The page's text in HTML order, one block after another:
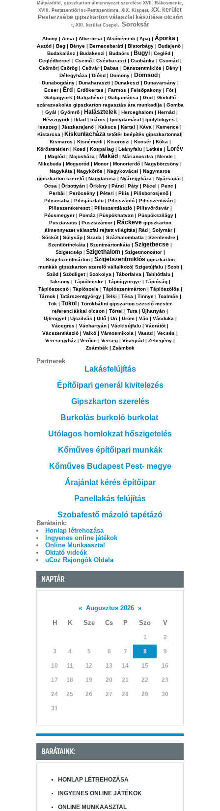
Mátyásföld, gipszkarton álmennyezet szerelése XVII. Rákosmente,
XVIII. Pestszentlőrinc-Pestszentimre, XIX. Kispest, XX. kerület
Pesterzsébe gipszkarton válaszfal készítése olcsón
t, XXI. kerület Csepel . Soroksár
Abony | Acsa | Albertirsa | Alsónémedi | Apaj | Áporka |
Aszód | Bag | Bénye | Bernecebaráti | Biatorbágy | Budajenő |
Budakalász | Budakeszi | Budaörs | Bugyi| Cegléd |
Ceglédbercel | Csemő | Csévharaszt | Csobánka | Csomád |
Csömör| Csörög | Csővár | Dabas | Dánszentmiklós | Dány |
Délegyháza | Diósd | Domony | Dömsöd |
Dunabogdány| Dunaharaszti | Dunakeszi | Dunavarsány |
Ecser | Érd | Erdőkertes | Farmos | Felsőpakony | Fót |
Galgagyörk | Galgahéviz | Galgamácsa | Göd | Gödöllő
szárazvakolás gipszkarton ragasztás ára munkadíja | Gomba
| Gyál | Gyömrő | Halásztelek | Herceghalom | Hernád |
Hévizgyörk | Iklad | Inárcs | Ipolydamásd | Ipolytölgyes |
Isaszeg | Jászkarajenő | Kakucs | Kartal | Káva | Kemence |
Kistarcsa | Kiskunlacháza tetőtér beépítés gipszkartonnal|
Kismaros | Kisnémedi | Kisoroszi | Kocsér | Kóka |
Köröstetétlen | Kosd | Kospallag | Leányfalu | Letkés | Lorév
| Maglód | Majosháza | Makád | Márianosztra | Mende |
Mikebuda | Mogyoród | Monor | Monorierdő | Nagybörzsöny |
Nagykáta | Nagykőrös | Nagykovácsi | Nagymaros
gipszkarton szerelő | Nagytarcsa | Nyáregyháza | Nyársapát |
Ocsa | Örbottyán | Örkény | Pánd| Páty | Pécel | Penc |
Perbál | Peröcsény | Péteri | Pilis | Pilisborosjenő |
Piliscsaba | Pilisjászfalu | Pilisszántó | Pilisszentiván |
Pilisszentkereszt | Pilisszentlászló | Pilisvörösvár |
Pócsmegyer | Pomáz| Püspökhatvan | Püspökszilágy |
Pusztavacs | Pusztazámor | Ráckeve gipszkarton
álmennyezet válaszfal rejtett vílágítás| Rád | Solymár |
Sóskút | Sülysáp | Szada | Százhalombatta | Szentendre |
Szentlörinckáta | Szentmártonkáta | Szigetbecse |
Szigetcsép| Szigethalom | Szigetmonostor |
Szigetszentmárton | Szigetszentmiklós gipszkarton
munkák gipszkarton szerelő vállalkozó| Szigetújfalu | Szob |
Szöd | Szödliget | Szokolya | Táborfalva | Tahitótfalu |
Taksony | Tápióbicske | Tápiógyörgye | Tápióság |
Tápiószecső| Tápiószele | Tápiószentmárton | Tápiószőlős |
Tárnok | Tatárszentgyörgy | Telki | Tésa | Tinnye | Toalmás |
Tök | Tököl | Törökbálint gipszarton szerelő mester
referenciákkal olcson | Törtel | Tura | Újhartyán |
Ujlengyel | Ujszilvás | Üllő | Uri | Üröm | Vác | Vácduka |
Vácegres | Váchartyán | Váckisújfalu | Vácrátót |
Vácszentlászló | Valkó | Vámosmikola | Vasad | Vecsés |
Veresegyház | Verőce | Verseg | Visegrád | Zebegény |
Zsámbék | Zsámbok
Partnerek
Lakásfelújítás
Építőipari generál kivitelezés
Gipszkarton szerelés
Burkolás burkoló burkolat
Utólagos homlokzat hőszigetelés
Kőműves építőipari munkák
Kőműves Budapest Pest- megye
Árajánlat kérés építőipar
Panellakás felújítás
Szobafestő mázoló tapétázó
Barátaink:
Honlap létrehozása
Ingyenes online játékok
Online Munkaasztal
Oktató videók
uCoz Rajongók Oldala
NAPTÁR
« Augusztus 2026 »
H
K Sze Cs P Szo V
1 2
3 4 5 6 7 8 9
10 11 12 13 14 15 16
17 18 19 20 21 22 23
24 25 26 27 28 29 30
31
BARÁTAINK:
HONLAP LÉTREHOZÁSA
INGYENES ONLINE JÁTÉKOK
ONLINE MUNKAASZTAL